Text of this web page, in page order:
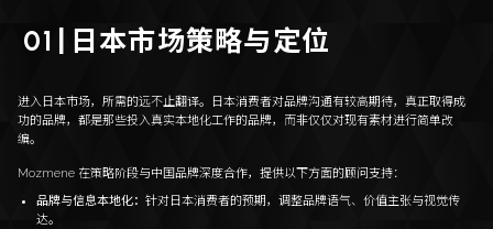
01 日本市场策略与定位
进入日本市场，所需的远不止翻译。日本消费者对品牌沟通有较高期待，真正取得成
功的品牌，都是那些投入真实本地化工作的品牌，而非仅仅对现有素材进行简单改
编。
Mozmene 在策略阶段与中国品牌深度合作，提供以下方面的顾问支持：
品牌与信息本地化： 针对日本消费者的预期，调整品牌语气、价值主张与视觉传
达。